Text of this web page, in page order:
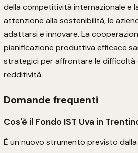
della competitività internazionale e
attenzione alla sostenibilità, le
adattarsi e innovare. La
pianificazione produttiva efficace
strategici per affrontare le difficoltà
redditività.
Domande frequenti
Cos'è il Fondo IST Uva in
È un nuovo strumento previsto dalla